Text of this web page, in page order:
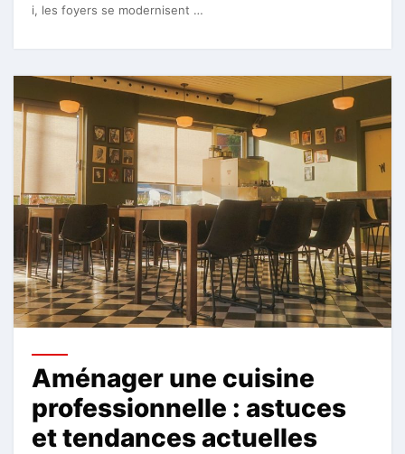
i, les foyers se modernisent …
Aménager une cuisine
professionnelle : astuces
et tendances actuelles